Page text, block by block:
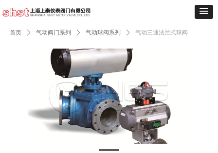
首页 ꄲ 气动阀门系列 ꄲ 气动球阀系列 ꄲ 气动三通法兰式球阀